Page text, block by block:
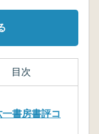
目次
一書房書評コ